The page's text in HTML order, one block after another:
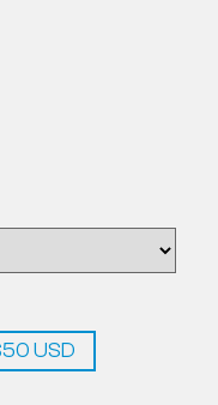
USD